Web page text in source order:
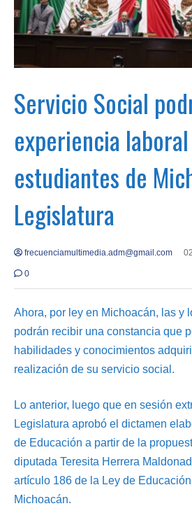
Servicio Social
experiencia
estudiantes de
Legislatura
frecuenciamultimedia.adm@gmail.com
0
Ahora, por ley en Michoacán, las y
podrán recibir una constancia que
habilidades y conocimientos
realización de su servicio social.
Lo anterior, luego que en sesión
Legislatura aprobó el dictamen
de Educación a partir de la
diputada Teresita Herrera
artículo 186 de la Ley de
Michoacán.